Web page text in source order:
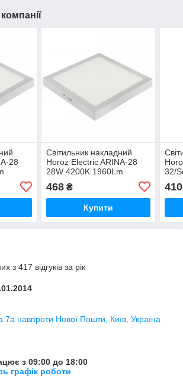
28
Світильник накладний
Horoz Electric ARINA-28
28W 4200K 1960Lm
283мм білий квадратний
(016-026-0028-030)
468₴
Купити
32/
410
з 417 відгуків за рік
7а навпроти Нової Пошти, Київ, Україна
з 09:00 до 18:00
графік роботи